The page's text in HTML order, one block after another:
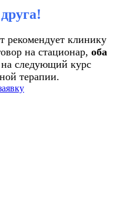
рекомендует клинику
на стационар, оба
на следующий курс
терапии.